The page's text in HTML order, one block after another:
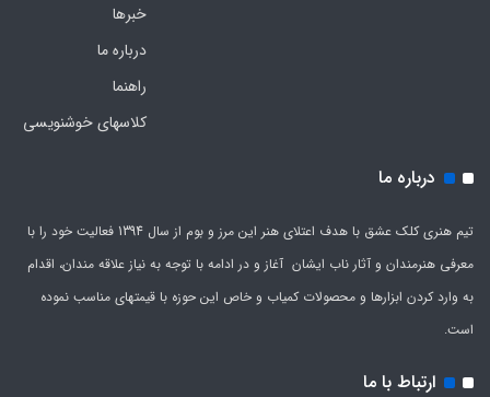
خبرها
درباره ما
راهنما
کلاسهای خوشنویسی
درباره ما
تیم هنری کلک عشق با هدف اعتلای هنر این مرز و بوم از سال 1394 فعالیت خود را با
معرفی هنرمندان و آثار ناب ایشان آغاز و در ادامه با توجه به نیاز علاقه مندان، اقدام
به وارد کردن ابزارها و محصولات کمیاب و خاص این حوزه با قیمتهای مناسب نموده
است.
ارتباط با ما